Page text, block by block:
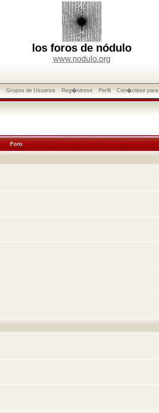
los foros de nódulo
www.nodulo.org
Grupos de Usuarios Reg�strese Perfil Con�ctese para
Foro